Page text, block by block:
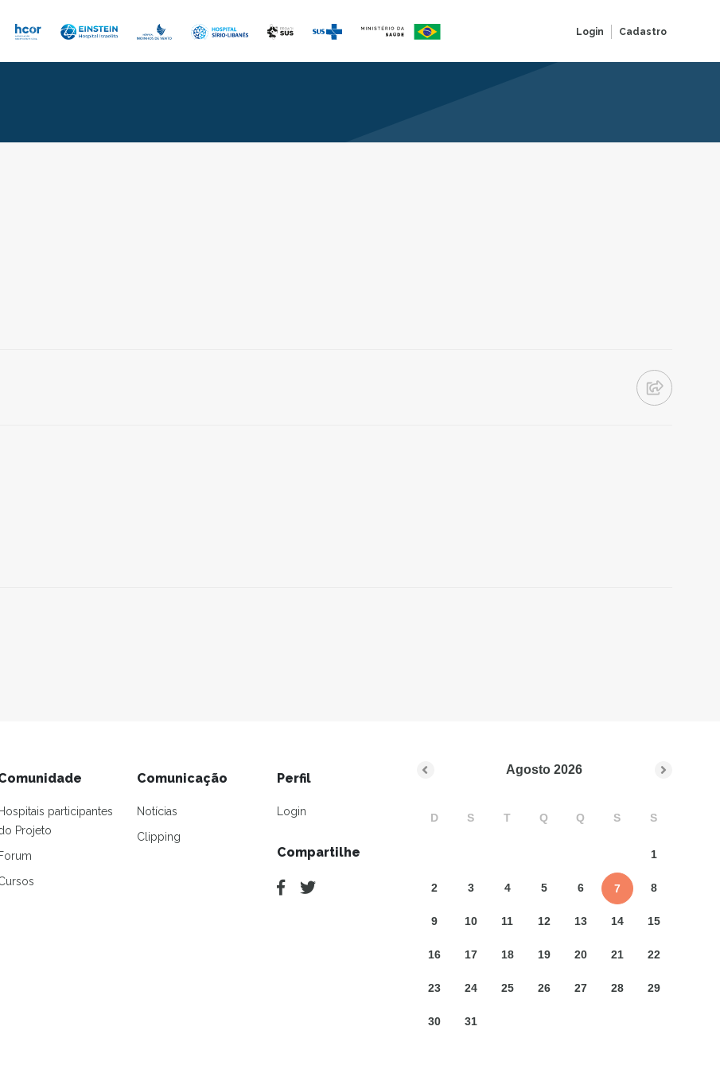
Login Cadastro
Hospitais participantes
Projeto
Forum
Comunicação
Notícias
Clipping
Perfil
Login
Compartilhe
Agosto 2026
D S T Q Q S S
1
2 3 4 5 6 7 8
9 10 11 12 13 14 15
16 17 18 19 20 21 22
23 24 25 26 27 28 29
30 31